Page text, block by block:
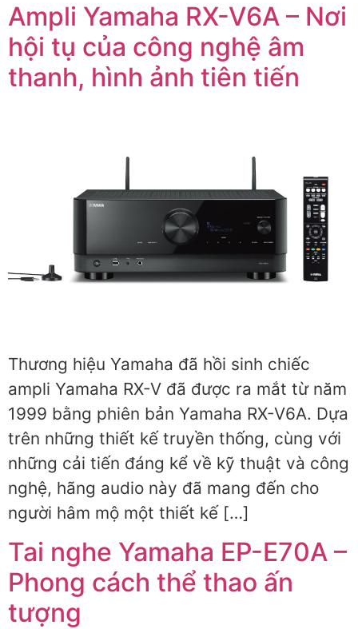
Ampli Yamaha RX-V6A – Nơi
hội tụ của công nghệ âm
thanh, hình ảnh tiên tiến
Thương hiệu Yamaha đã hồi sinh chiếc
ampli Yamaha RX-V đã được ra mắt từ năm
1999 bằng phiên bản Yamaha RX-V6A. Dựa
trên những thiết kế truyền thống, cùng với
những cải tiến đáng kể về kỹ thuật và công
nghệ, hãng audio này đã mang đến cho
người hâm mộ một thiết kế […]
Tai nghe Yamaha EP-E70A –
Phong cách thể thao ấn
tượng